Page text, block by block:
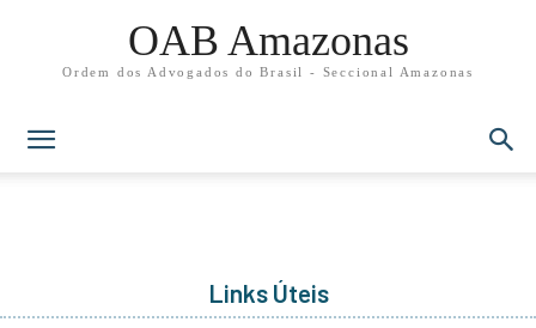
OAB Amazonas
Ordem dos Advogados do Brasil - Seccional Amazonas
Links Úteis